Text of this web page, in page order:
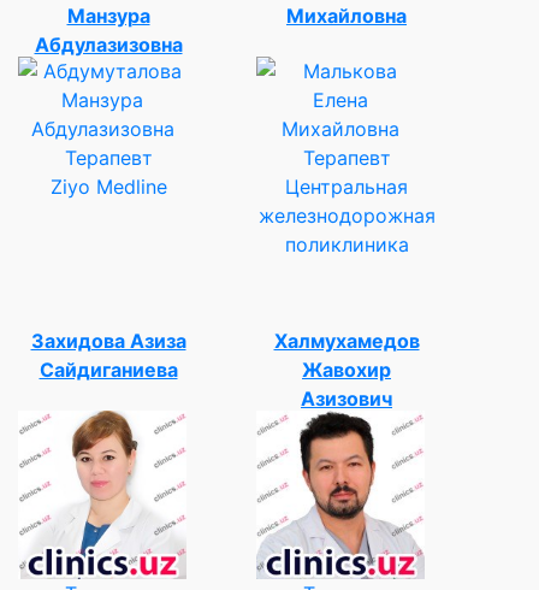
Манзура
Абдулазизовна
Терапевт
Ziyo Medline
Михайловна
Терапевт
Центральная
железнодорожная
поликлиника
Захидова Азиза
Сайдиганиева
Халмухамедов
Жавохир
Азизович